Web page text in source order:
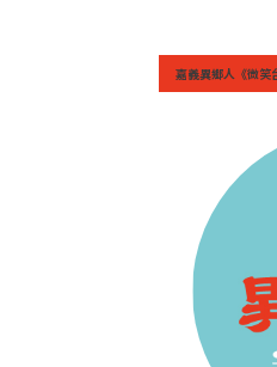
嘉義異鄉人《微